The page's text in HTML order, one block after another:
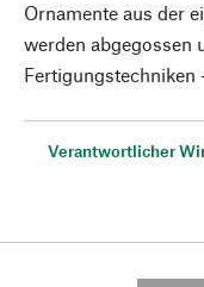
Ornamente aus der
werden abgegossen
Fertigungstechniken
Verantwortlicher